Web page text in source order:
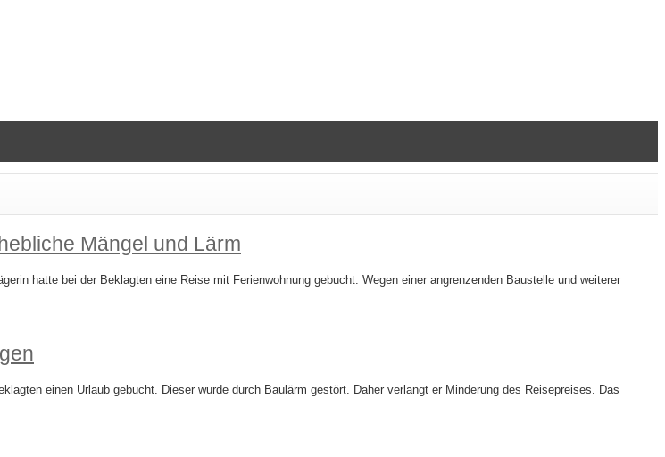
Mängel und Lärm
hatte bei der Beklagten eine Reise mit Ferienwohnung gebucht. Wegen einer angrenzenden Baustelle und weiterer
einen Urlaub gebucht. Dieser wurde durch Baulärm gestört. Daher verlangt er Minderung des Reisepreises. Das